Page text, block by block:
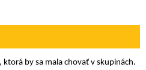
ktorá by sa mala chovať v skupinách.